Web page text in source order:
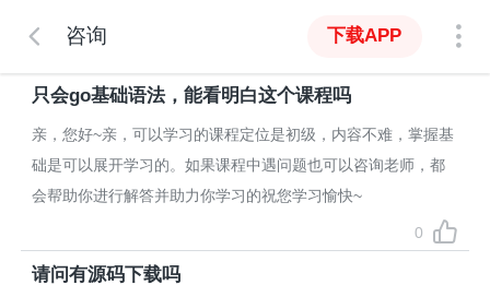
咨询 下载APP
只会go基础语法，能看明白这个课程吗
亲，您好~亲，可以学习的课程定位是初级，内容不难，掌握基
础是可以展开学习的。如果课程中遇问题也可以咨询老师，都
会帮助你进行解答并助力你学习的祝您学习愉快~
0
请问有源码下载吗